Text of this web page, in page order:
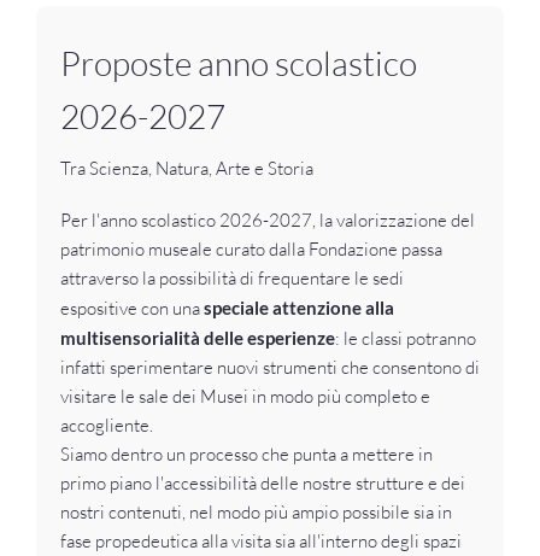
Proposte anno scolastico
2026-2027
Tra Scienza, Natura, Arte e Storia
Per l'anno scolastico 2026-2027, la valorizzazione del
patrimonio museale curato dalla Fondazione passa
attraverso la possibilità di frequentare le sedi
espositive con unaspeciale attenzione alla
multisensorialità delle esperienze: le classi potranno
infatti sperimentare nuovi strumenti che consentono di
visitare le sale dei Musei in modo più completo e
accogliente.
Siamo dentro un processo che punta a mettere in
primo piano l'accessibilità delle nostre strutture e dei
nostri contenuti, nel modo più ampio possibile sia in
fase propedeutica alla visita sia all'interno degli spazi